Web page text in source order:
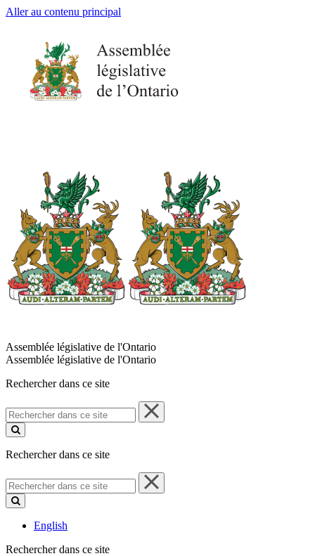
Aller au contenu principal
Assemblée législative de l'Ontario
Assemblée législative de l'Ontario
Rechercher dans ce site
Rechercher
dans
ce
Rechercher dans ce site
Rechercher
dans
ce
English
Rechercher dans ce site